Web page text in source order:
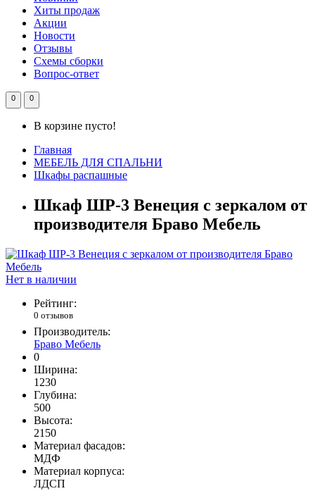
Хиты продаж
Акции
Новости
Отзывы
Схемы сборки
Вопрос-ответ
0 0
В корзине пусто!
Главная
МЕБЕЛЬ ДЛЯ СПАЛЬНИ
Шкафы распашные
Шкаф ШР-3 Венеция с зеркалом от
производителя Браво Мебель
Нет в наличии
Рейтинг:
0 отзывов
Производитель:
Браво Мебель
0
Ширина:
1230
Глубина:
500
Высота:
2150
Материал фасадов:
МДФ
Материал корпуса:
ЛДСП